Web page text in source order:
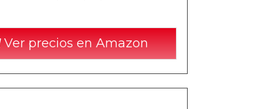
Ver precios en Amazon